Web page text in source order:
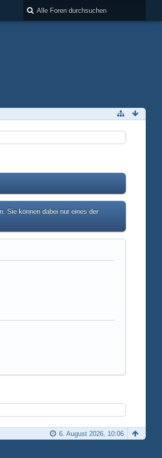
Sie können dabei nur eines der
6. August 2026, 10:06